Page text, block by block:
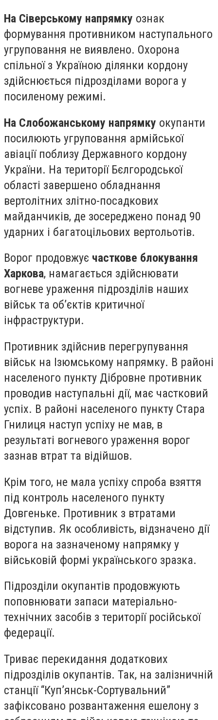
На Сіверському напрямку ознак
формування противником наступального
угруповання не виявлено. Охорона
спільної з Україною ділянки кордону
здійснюється підрозділами ворога у
посиленому режимі.
На Слобожанському напрямку окупанти
посилюють угруповання армійської
авіації поблизу Державного кордону
України. На території Бєлгородської
області завершено обладнання
вертолітних злітно-посадкових
майданчиків, де зосереджено понад 90
ударних і багатоцільових вертольотів.
Ворог продовжує часткове блокування
Харкова, намагається здійснювати
вогневе ураження підрозділів наших
військ та об’єктів критичної
інфраструктури.
Противник здійснив перегрупування
військ на Ізюмському напрямку. В районі
населеного пункту Дібровне противник
проводив наступальні дії, має частковий
успіх. В районі населеного пункту Стара
Гнилиця наступ успіху не мав, в
результаті вогневого ураження ворог
зазнав втрат та відійшов.
Крім того, не мала успіху спроба взяття
під контроль населеного пункту
Довгеньке. Противник з втратами
відступив. Як особливість, відзначено дії
ворога на зазначеному напрямку у
військовій формі українського зразка.
Підрозділи окупантів продовжують
поповнювати запаси матеріально-
технічних засобів з території російської
федерації.
Триває перекидання додаткових
підрозділів окупантів. Так, на залізничній
станції “Куп’янськ-Сортувальний”
зафіксовано розвантаження ешелону з